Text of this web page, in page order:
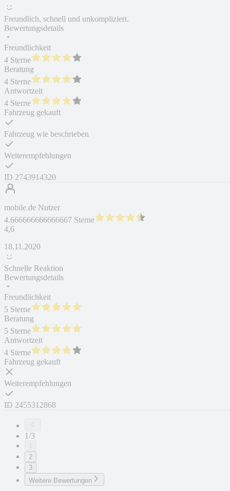
Freundlich, schnell und unkompliziert.
Bewertungsdetails
Freundlichkeit
4 Sterne
Beratung
4 Sterne
Antwortzeit
4 Sterne
Fahrzeug gekauft
Fahrzeug wie beschrieben
Weiterempfehlungen
ID 2743914320
mobile.de Nutzer
4.666666666666667 Sterne
4,6
18.11.2020
Schnelle Reaktion
Bewertungsdetails
Freundlichkeit
5 Sterne
Beratung
5 Sterne
Antwortzeit
4 Sterne
Fahrzeug gekauft
Weiterempfehlungen
ID 2455312868
1/3
2
3
Weitere Bewertungen